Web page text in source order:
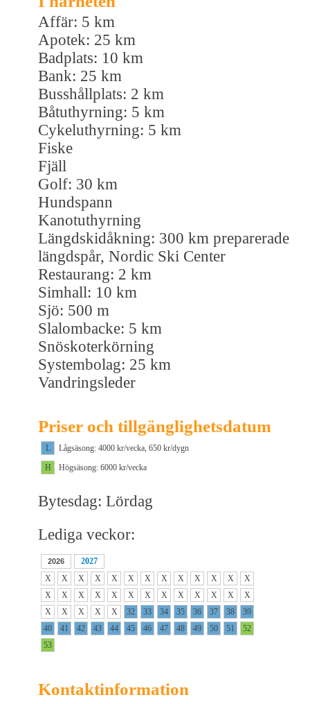
Affär: 5 km
Apotek: 25 km
Badplats: 10 km
Bank: 25 km
Busshållplats: 2 km
Båtuthyrning: 5 km
Cykeluthyrning: 5 km
Fiske
Fjäll
Golf: 30 km
Hundspann
Kanotuthyrning
Längdskidåkning: 300 km preparerade
längdspår, Nordic Ski Center
Restaurang: 2 km
Simhall: 10 km
Sjö: 500 m
Slalombacke: 5 km
Snöskoterkörning
Systembolag: 25 km
Vandringsleder
Priser och tillgänglighetsdatum
L
Lågsäsong: 4000 kr/vecka, 650 kr/dygn
H
Högsäsong: 6000 kr/vecka
Bytesdag: Lördag
Lediga veckor:
2026
2027
X
X X X X X X X X X X X
X
X
X X X X X X X X X X X
X
X
X X X X 32 33 34 35 36 37 38
39
40
41 42 43 44 45 46 47 48 49 50 51
52
53
Kontaktinformation